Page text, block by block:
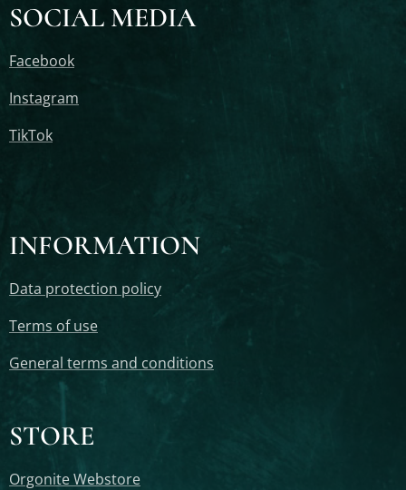
SOCIAL MEDIA
Facebook
Instagram
TikTok
INFORMATION
Data protection policy
Terms of use
General terms and conditions
STORE
Orgonite Webstore